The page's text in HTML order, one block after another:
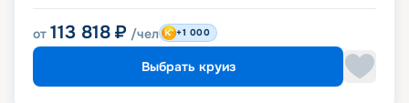
от 113 818 ₽ /чел +1 000
Выбрать круиз